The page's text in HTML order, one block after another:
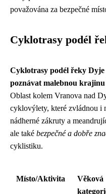
považována za bezpečné
Cyklotrasy podél
Cyklotrasy podél řeky
poznávat malebnou
Oblast kolem Vranova nad
cyklovýlety, které zvládnou i
nádherné zákruty a
ale také bezpečné a dobře
cyklistiku.
Místo/Aktivita
Věková